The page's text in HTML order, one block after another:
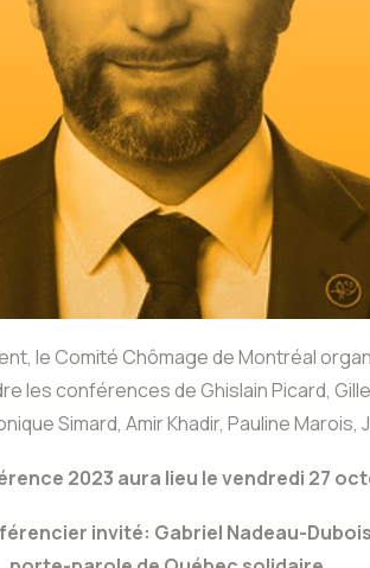
le Comité Chômage de Montréal
les conférences de Ghislain Picard,
Simard, Amir Khadir, Pauline
2023 aura lieu le vendredi 27
invité: Gabriel Nadeau-Dubois